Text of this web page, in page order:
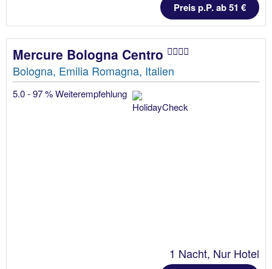
Preis p.P. ab 51 €
Mercure Bologna Centro
Bologna, Emilia Romagna, Italien
5.0 - 97 % Weiterempfehlung
1 Nacht, Nur Hotel